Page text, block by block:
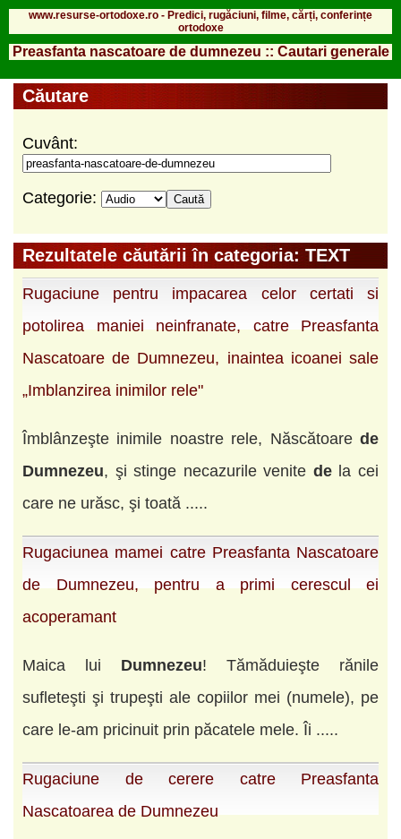
www.resurse-ortodoxe.ro - Predici, rugăciuni, filme, cărți, conferințe
ortodoxe
Preasfanta nascatoare de dumnezeu :: Cautari generale
Căutare
Cuvânt:
Categorie:
Rezultatele căutării în categoria: TEXT
Rugaciune pentru impacarea celor certati si
potolirea maniei neinfranate, catre Preasfanta
Nascatoare de Dumnezeu, inaintea icoanei sale
„Imblanzirea inimilor rele"
Îmblânzeşte inimile noastre rele, Născătoare de
Dumnezeu, şi stinge necazurile venite dela cei
care ne urăsc, şi toată .....
Rugaciunea mamei catre Preasfanta Nascatoare
de Dumnezeu, pentru a primi cerescul ei
acoperamant
Maica lui Dumnezeu! Tămăduieşte rănile
sufleteşti şi trupeşti ale copiilor mei (numele), pe
care le-am pricinuit prin păcatele mele. Îi .....
Rugaciune de cerere catre Preasfanta
Nascatoarea de Dumnezeu